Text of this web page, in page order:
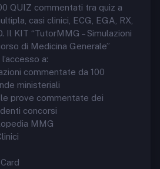
QUIZ commentati tra quiz a
casi clinici, ECG, EGA, RX,
Il KIT “TutorMMG – Simulazioni
di Medicina Generale”
a:
commentate da 100
ministeriali
prove commentate dei
concorsi
MMG